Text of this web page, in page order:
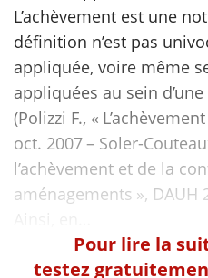
L’achèvement est une
définition n’est pas
appliquée, voire même
appliquées au sein
(Polizzi F., «
oct. 2007 – Soler-
l’achèvement et de la
aménagements », DAUH
Pour lire la
testez